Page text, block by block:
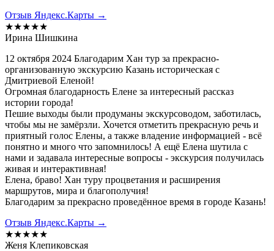
Отзыв Яндекс.Карты →
★★★★★
Ирина Шишкина
12 октября 2024 Благодарим Хан тур за прекрасно-
организованную экскурсию Казань историческая с
Дмитриевой Еленой!
Огромная благодарность Елене за интересный рассказ
истории города!
Пешие выходы были продуманы экскурсоводом, заботилась,
чтобы мы не замёрзли. Хочется отметить прекрасную речь и
приятный голос Елены, а также владение информацией - всё
понятно и много что запомнилось! А ещё Елена шутила с
нами и задавала интересные вопросы - экскурсия получилась
живая и интерактивная!
Елена, браво! Хан туру процветания и расширения
маршрутов, мира и благополучия!
Благодарим за прекрасно проведённое время в городе Казань!
Отзыв Яндекс.Карты →
★★★★★
Женя Клепиковская